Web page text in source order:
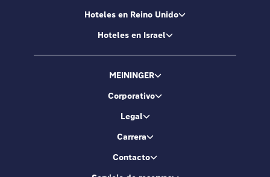
Hoteles en Reino Unido
Hoteles en Israel
MEININGER
Corporativo
Legal
Carrera
Contacto